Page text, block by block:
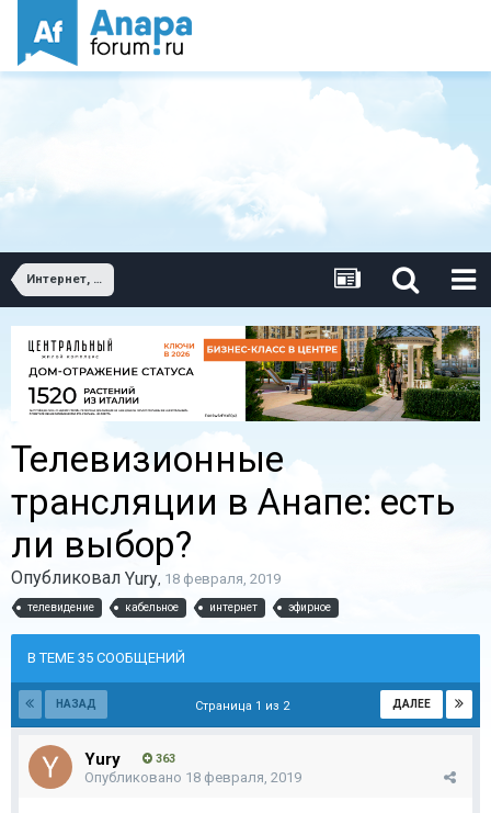
Интернет, телевидение, телефония в Анапе
Телевизионные
трансляции в Анапе: есть
ли выбор?
Опубликовал Yury, 18 февраля, 2019
телевидение кабельное интернет эфирное
В ТЕМЕ 35 СООБЩЕНИЙ
НАЗАД ДАЛЕЕ
Страница 1 из 2
Yury 363
Опубликовано 18 февраля, 2019